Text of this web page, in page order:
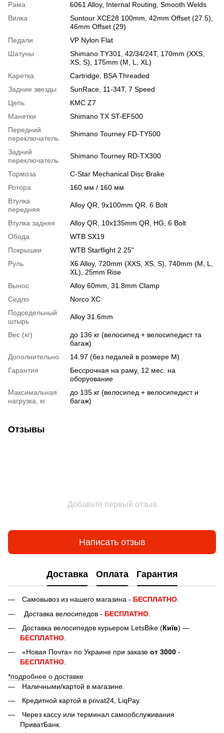
Рама
6061 Alloy, Internal Routing, Smooth Welds
Вилка
Suntour XCE28 100mm, 42mm Offset (27.5),
46mm Offset (29)
Педали
VP Nylon Flat
Шатуны
Shimano TY301, 42/34/24T, 170mm (XXS,
XS, S), 175mm (M, L, XL)
Каретка
Cartridge, BSA Threaded
Задние звезды
SunRace, 11-34T, 7 Speed
Цепь
KMC Z7
Манетки
Shimano TX ST-EF500
Передний
переключатель
Shimano Tourney FD-TY500
Задний
переключатель
Shimano Tourney RD-TX300
Тормоза
C-Star Mechanical Disc Brake
Ротора
160 мм / 160 мм
Втулка
передняя
Alloy QR, 9x100mm QR, 6 Bolt
Втулка задняя
Alloy QR, 10x135mm QR, HG, 6 Bolt
Обода
WTB SX19
Покрышки
WTB Starflight 2.25"
Руль
X6 Alloy, 720mm (XXS, XS, S), 740mm (M, L,
XL), 25mm Rise
Вынос
Alloy 60mm, 31.8mm Clamp
Седло
Norco XC
Подседельный
штырь
Alloy 31.6mm
Вес (кг)
до 136 кг (велосипед + велосипедист та
багаж)
Дополнительно
14.97 (без педалей в розмере М)
Гарантия
Бессрочная на раму, 12 мес. на
оборуование
Максимальная
нагрузка, кг
до 135 кг (велосипед + велосипедист и
багаж)
Отзывы
Добавьте первый отзыв
Написать отзыв
Доставка Оплата Гарантия
Самовывоз из нашего магазина - БЕСПЛАТНО
Доставка велосипедов - БЕСПЛАТНО
Доставка велосипедов курьером LetsBike (Київ) —
БЕСПЛАТНО
«Новая Почта» по Украине при заказе от 3000 -
БЕСПЛАТНО.
*подробнее о доставке
Наличными/картой в магазине.
Кредитной картой в privat24, LiqPay.
Через кассу или терминал самообслуживания
ПриватБанк.